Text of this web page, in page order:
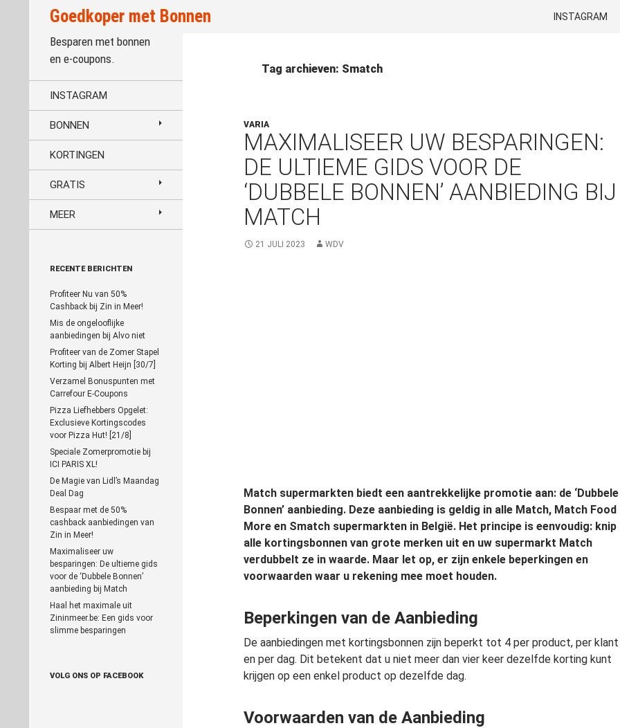
Goedkoper met Bonnen
Zoeken
INSTAGRAM
Tag archieven: Smatch
VARIA
MAXIMALISEER UW BESPARINGEN:
DE ULTIEME GIDS VOOR DE
‘DUBBELE BONNEN’ AANBIEDING BIJ
MATCH
21 JULI 2023 WDV
Match supermarkten biedt een aantrekkelijke promotie aan: de ‘Dubbele
Bonnen’ aanbieding. Deze aanbieding is geldig in alle Match, Match Food
More en Smatch supermarkten in België. Het principe is eenvoudig: knip
alle kortingsbonnen van grote merken uit en uw supermarkt Match
verdubbelt ze in waarde. Maar let op, er zijn enkele beperkingen en
voorwaarden waar u rekening mee moet houden.
Beperkingen van de Aanbieding
De aanbiedingen met kortingsbonnen zijn beperkt tot 4 per product, per klant
en per dag. Dit betekent dat u niet meer dan vier keer dezelfde korting kunt
krijgen op een enkel product op dezelfde dag.
Voorwaarden van de Aanbieding
Besparen met bonnen
en e-coupons.
INSTAGRAM
BONNEN
KORTINGEN
GRATIS
MEER
RECENTE BERICHTEN
Profiteer Nu van 50%
Cashback bij Zin in Meer!
Mis de ongelooflijke
aanbiedingen bij Alvo niet
Profiteer van de Zomer Stapel
Korting bij Albert Heijn [30/7]
Verzamel Bonuspunten met
Carrefour E-Coupons
Pizza Liefhebbers Opgelet:
Exclusieve Kortingscodes
voor Pizza Hut! [21/8]
Speciale Zomerpromotie bij
ICI PARIS XL!
De Magie van Lidl’s Maandag
Deal Dag
Bespaar met de 50%
cashback aanbiedingen van
Zin in Meer!
Maximaliseer uw
besparingen: De ultieme gids
voor de ‘Dubbele Bonnen’
aanbieding bij Match
Haal het maximale uit
Zininmeer.be: Een gids voor
slimme besparingen
VOLG ONS OP FACEBOOK